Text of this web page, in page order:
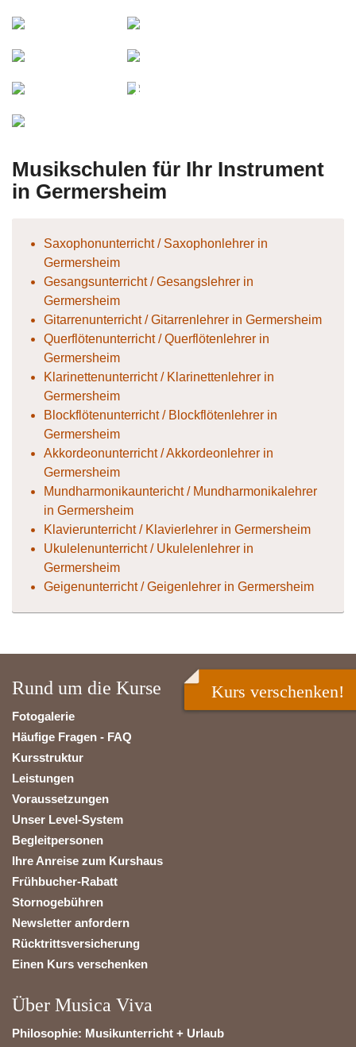
Drum_la
Musikschulen für Ihr Instrument
in Germersheim
Saxophonunterricht / Saxophonlehrer in
Germersheim
Gesangsunterricht / Gesangslehrer in
Germersheim
Gitarrenunterricht / Gitarrenlehrer in Germersheim
Querflötenunterricht / Querflötenlehrer in
Germersheim
Klarinettenunterricht / Klarinettenlehrer in
Germersheim
Blockflötenunterricht / Blockflötenlehrer in
Germersheim
Akkordeonunterricht / Akkordeonlehrer in
Germersheim
Mundharmonikauntericht / Mundharmonikalehrer
in Germersheim
Klavierunterricht / Klavierlehrer in Germersheim
Ukulelenunterricht / Ukulelenlehrer in
Germersheim
Geigenunterricht / Geigenlehrer in Germersheim
Rund um die Kurse
Fotogalerie
Häufige Fragen - FAQ
Kursstruktur
Leistungen
Voraussetzungen
Unser Level-System
Begleitpersonen
Ihre Anreise zum Kurshaus
Frühbucher-Rabatt
Stornogebühren
Newsletter anfordern
Rücktrittsversicherung
Einen Kurs verschenken
Über Musica Viva
Philosophie: Musikunterricht + Urlaub
Kurs verschenken!